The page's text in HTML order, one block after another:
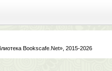
Bookscafe.Net», 2015-2026